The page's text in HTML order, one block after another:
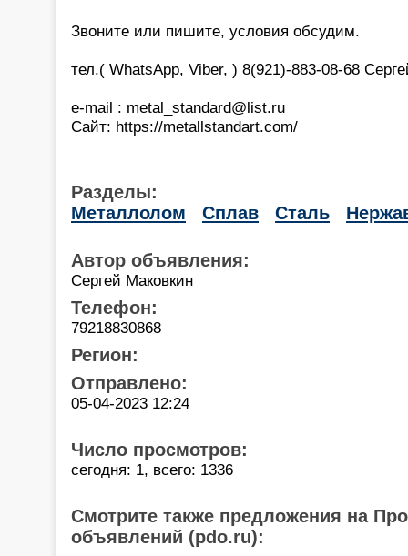
Звоните или пишите, условия обсудим.
тел.( WhatsApp, Viber, ) 8(921)-883-08-68
e-mail : metal_standard@list.ru
Сайт: https://metallstandart.com/
Разделы:
Металлолом
Сплав Сталь
Автор объявления:
Сергей Маковкин
Телефон:
79218830868
Регион:
Отправлено:
05-04-2023 12:24
Число просмотров:
сегодня: 1, всего: 1336
Смотрите также предложения на
объявлений (pdo.ru):